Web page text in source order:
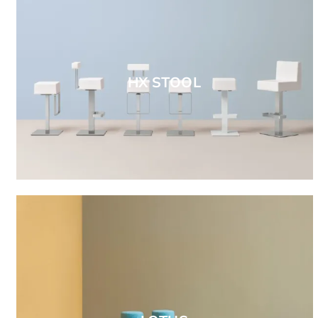
HX STOOL